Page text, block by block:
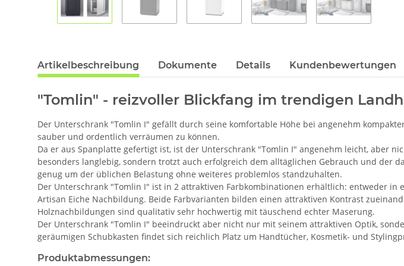
Artikelbeschreibung Dokumente Details Kundenbewertungen
"Tomlin" - reizvoller Blickfang im trendigen
Der Unterschrank "Tomlin I" gefällt durch seine komfortable Höhe bei angenehm
sauber und ordentlich verräumen zu können.
Da er aus Spanplatte gefertigt ist, ist der Unterschrank "Tomlin I" angenehm leicht,
besonders langlebig, sondern trotzt auch erfolgreich dem alltäglichen Gebrauch und der
genug um der üblichen Belastung ohne weiteres problemlos standzuhalten.
Der Unterschrank "Tomlin I" ist in 2 attraktiven Farbkombinationen erhältlich: entweder
Artisan Eiche Nachbildung. Beide Farbvarianten bilden einen attraktiven Kontrast
Holznachbildungen sind qualitativ sehr hochwertig mit täuschend echter Maserung.
Der Unterschrank "Tomlin I" beeindruckt aber nicht nur mit seinem attraktiven Optik,
geräumigen Schubkasten findet sich reichlich Platz um Handtücher, Kosmetik- und
Produktabmessungen: